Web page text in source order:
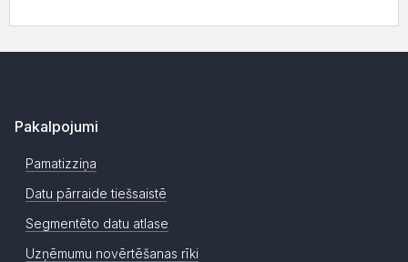
Pakalpojumi
Pamatizziņa
Datu pārraide tiešsaistē
Segmentēto datu atlase
Uzņēmumu novērtēšanas rīki